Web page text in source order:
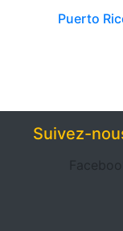
Puerto
Suivez-